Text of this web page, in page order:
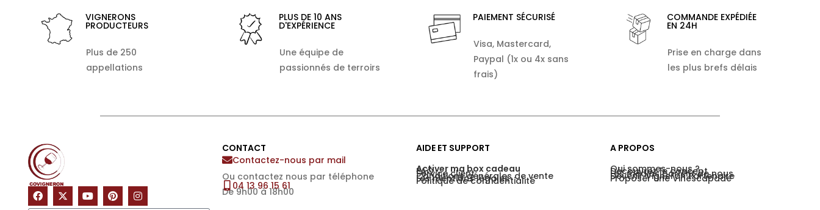
VIGNERONS
PRODUCTEURS
Plus de 250
appellations
PLUS DE 10 ANS
D'EXPÉRIENCE
Une équipe de
passionnés de terroirs
PAIEMENT SÉCURISÉ
Visa, Mastercard,
Paypal (1x ou 4x sans
frais)
COMMANDE EXPÉDIÉE
EN 24H
Prise en charge dans
les plus brefs délais
CONTACT
Contactez-nous par mail
Ou contactez nous par téléphone
De 9h00 à 18h00
04 13 96 15 61
AIDE ET SUPPORT
Activer ma box cadeau
FAQ
Service client
Conditions générales de vente
Les mentions légales
Politique de confidentialité
A PROPOS
Qui sommes-nous ?
Découvrez le concept
Les médias parlent de nous
Devenir Vigneron Partenaire
Proposer une Vinescapade